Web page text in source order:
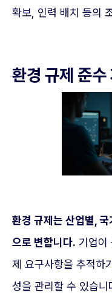
확보, 인력 배치 등의
환경 규제 준수
환경 규제는 산업별,
으로 변합니다. 기업이
제 요구사항을 추적하
성을 관리할 수 있습니